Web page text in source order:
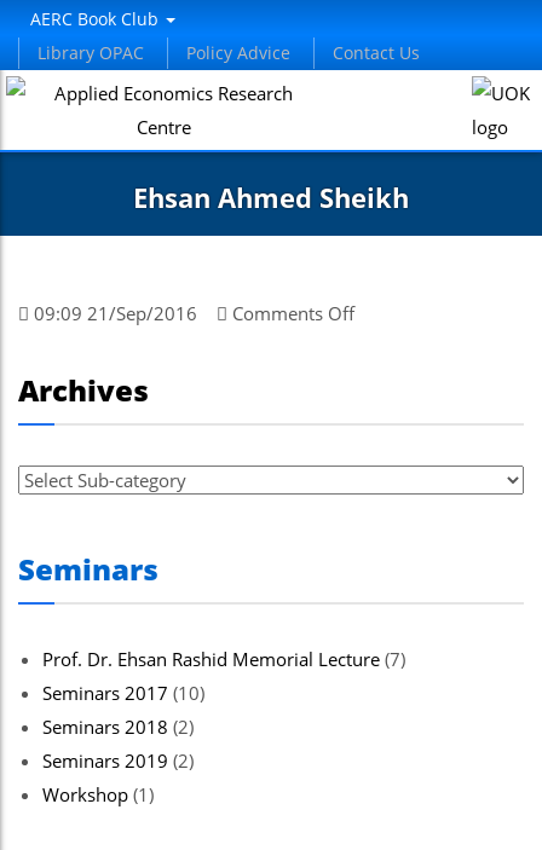
AERC Book Club
Library OPAC
Policy Advice Contact Us
Ehsan Ahmed Sheikh
09:09 21/Sep/2016 Comments Offon
Archives
Seminars
Prof. Dr. Ehsan Rashid Memorial Lecture (7)
Seminars 2017 (10)
Seminars 2018 (2)
Seminars 2019 (2)
Workshop (1)